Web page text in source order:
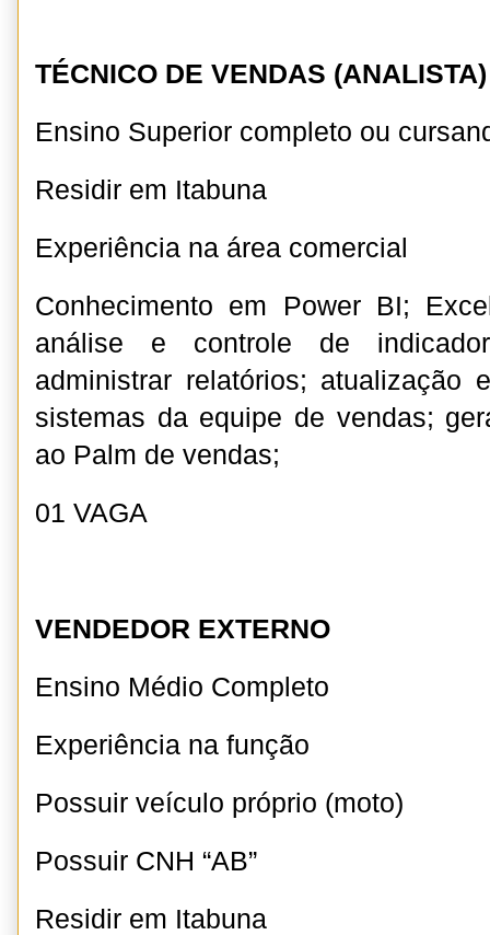
TÉCNICO DE VENDAS (ANALISTA)
Ensino Superior completo ou
Residir em Itabuna
Experiência na área comercial
Conhecimento em Power BI;
análise e controle de
administrar relatórios; atualização
sistemas da equipe de vendas;
ao Palm de vendas;
01 VAGA
VENDEDOR EXTERNO
Ensino Médio Completo
Experiência na função
Possuir veículo próprio (moto)
Possuir CNH “AB”
Residir em Itabuna